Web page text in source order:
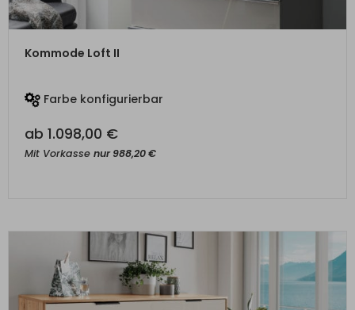
Kommode Loft II
Farbe konfigurierbar
ab 1.098,00 €
Mit Vorkasse nur988,20€